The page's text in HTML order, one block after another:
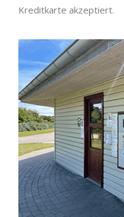
Kreditkarte akzeptiert.